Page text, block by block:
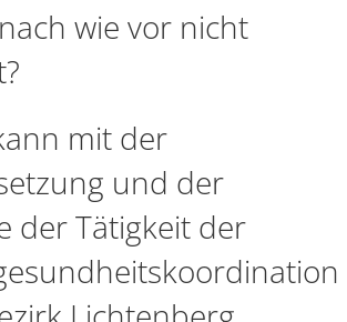
wie vor nicht
mit der
und der
der Tätigkeit der